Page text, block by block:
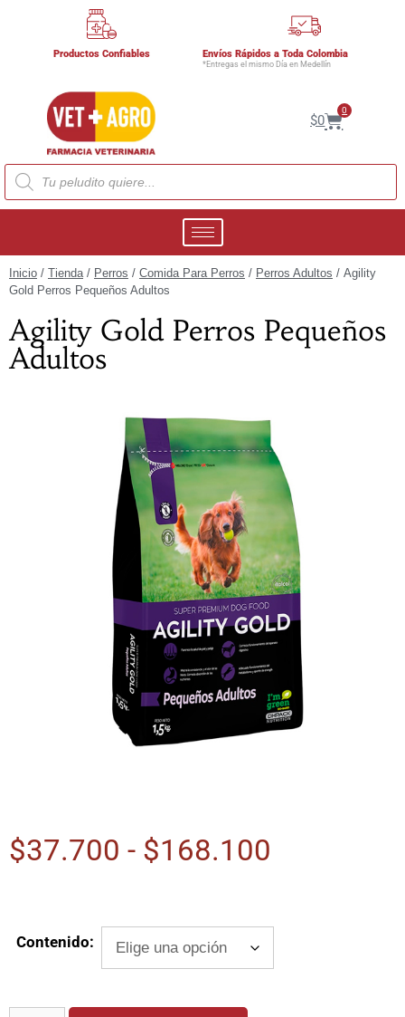
Productos Confiables Envíos Rápidos a Toda Colombia
*Entregas el mismo Día en Medellín
$0
0
Inicio / Tienda/ Perros / Comida Para Perros / Perros Adultos / Agility
Gold Perros Pequeños Adultos
Agility Gold Perros Pequeños
Adultos
$37.700 - $168.100
Contenido: